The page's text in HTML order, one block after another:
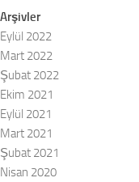
Arşivler
Eylül 2022
Mart 2022
Şubat 2022
Ekim 2021
Eylül 2021
Mart 2021
Şubat 2021
Nisan 2020